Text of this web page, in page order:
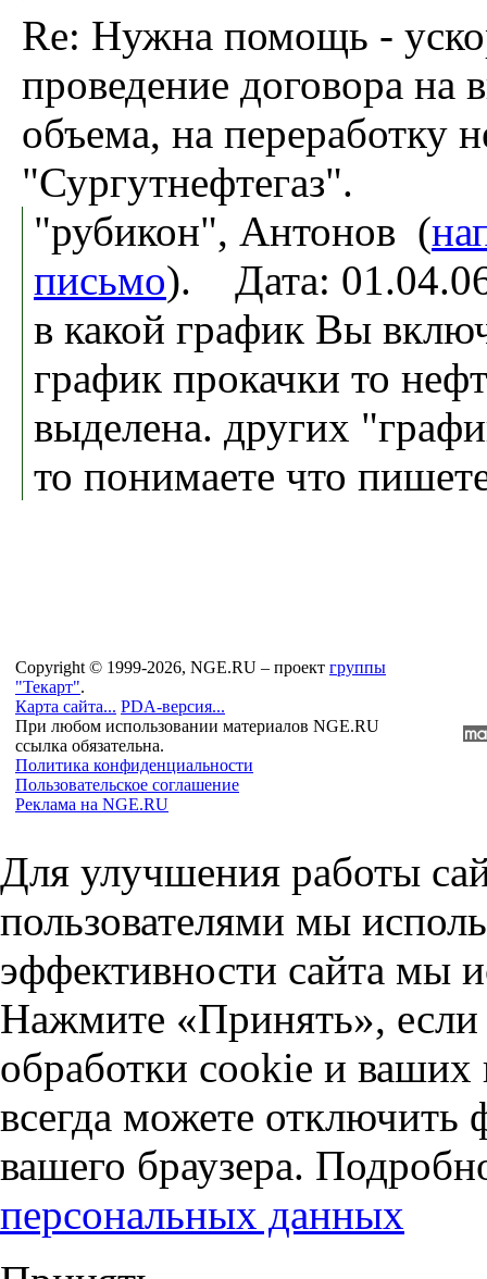
Re: Нужна помощь -
проведение договора на
объема, на переработку
"Сургутнефтегаз".
"рубикон", Антонов (
письмо). Дата:
в какой график Вы
график прокачки то
выделена. других
то понимаете что
Copyright © 1999-2026, NGE.RU – проект группы
"Текарт".
Карта сайта... PDA-версия...
При любом использовании материалов NGE.RU
ссылка обязательна.
Политика конфиденциальности
Пользовательское соглашение
Реклама на NGE.RU
Для улучшения работы
пользователями мы
эффективности сайта мы
Нажмите «Принять», если
обработки cookie и
всегда можете отключить
вашего браузера.
персональных данных